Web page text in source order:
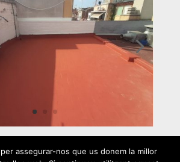
assegurar-nos que us donem la millor